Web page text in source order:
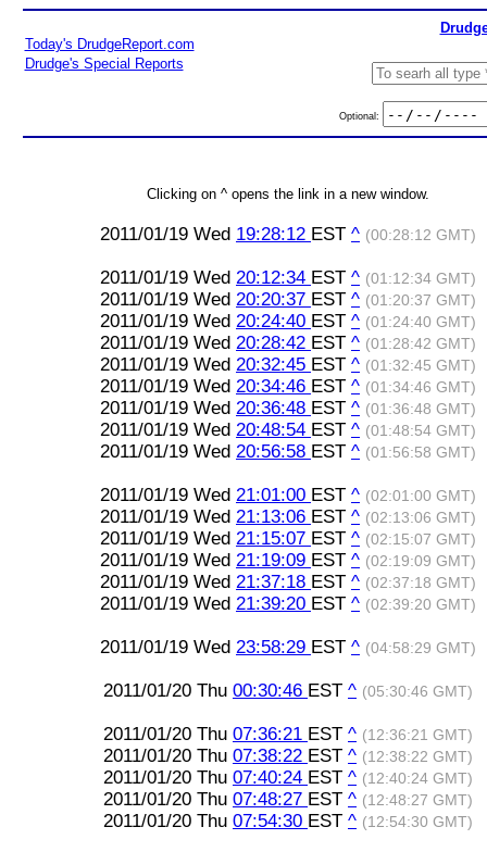
Today's DrudgeReport.com
Drudge's Special Reports
Optional:
Clicking on ^ opens the link in a new window.
2011/01/19 Wed 19:28:12 EST ^ (00:28:12 GMT)
2011/01/19 Wed 20:12:34 EST ^ (01:12:34 GMT)
2011/01/19 Wed 20:20:37 EST ^ (01:20:37 GMT)
2011/01/19 Wed 20:24:40 EST ^ (01:24:40 GMT)
2011/01/19 Wed 20:28:42 EST ^ (01:28:42 GMT)
2011/01/19 Wed 20:32:45 EST ^ (01:32:45 GMT)
2011/01/19 Wed 20:34:46 EST ^ (01:34:46 GMT)
2011/01/19 Wed 20:36:48 EST ^ (01:36:48 GMT)
2011/01/19 Wed 20:48:54 EST ^ (01:48:54 GMT)
2011/01/19 Wed 20:56:58 EST ^ (01:56:58 GMT)
2011/01/19 Wed 21:01:00 EST ^ (02:01:00 GMT)
2011/01/19 Wed 21:13:06 EST ^ (02:13:06 GMT)
2011/01/19 Wed 21:15:07 EST ^ (02:15:07 GMT)
2011/01/19 Wed 21:19:09 EST ^ (02:19:09 GMT)
2011/01/19 Wed 21:37:18 EST ^ (02:37:18 GMT)
2011/01/19 Wed 21:39:20 EST ^ (02:39:20 GMT)
2011/01/19 Wed 23:58:29 EST ^ (04:58:29 GMT)
2011/01/20 Thu 00:30:46 EST ^ (05:30:46 GMT)
2011/01/20 Thu 07:36:21 EST ^ (12:36:21 GMT)
2011/01/20 Thu 07:38:22 EST ^ (12:38:22 GMT)
2011/01/20 Thu 07:40:24 EST ^ (12:40:24 GMT)
2011/01/20 Thu 07:48:27 EST ^ (12:48:27 GMT)
2011/01/20 Thu 07:54:30 EST ^ (12:54:30 GMT)